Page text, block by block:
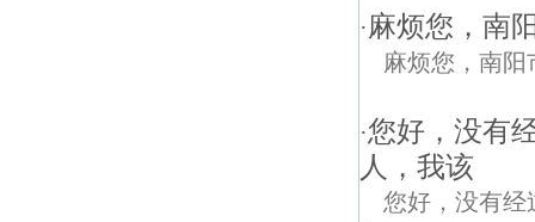
·麻烦您，南
麻烦您，南
·您好，没有
人，我该
您好，没有经